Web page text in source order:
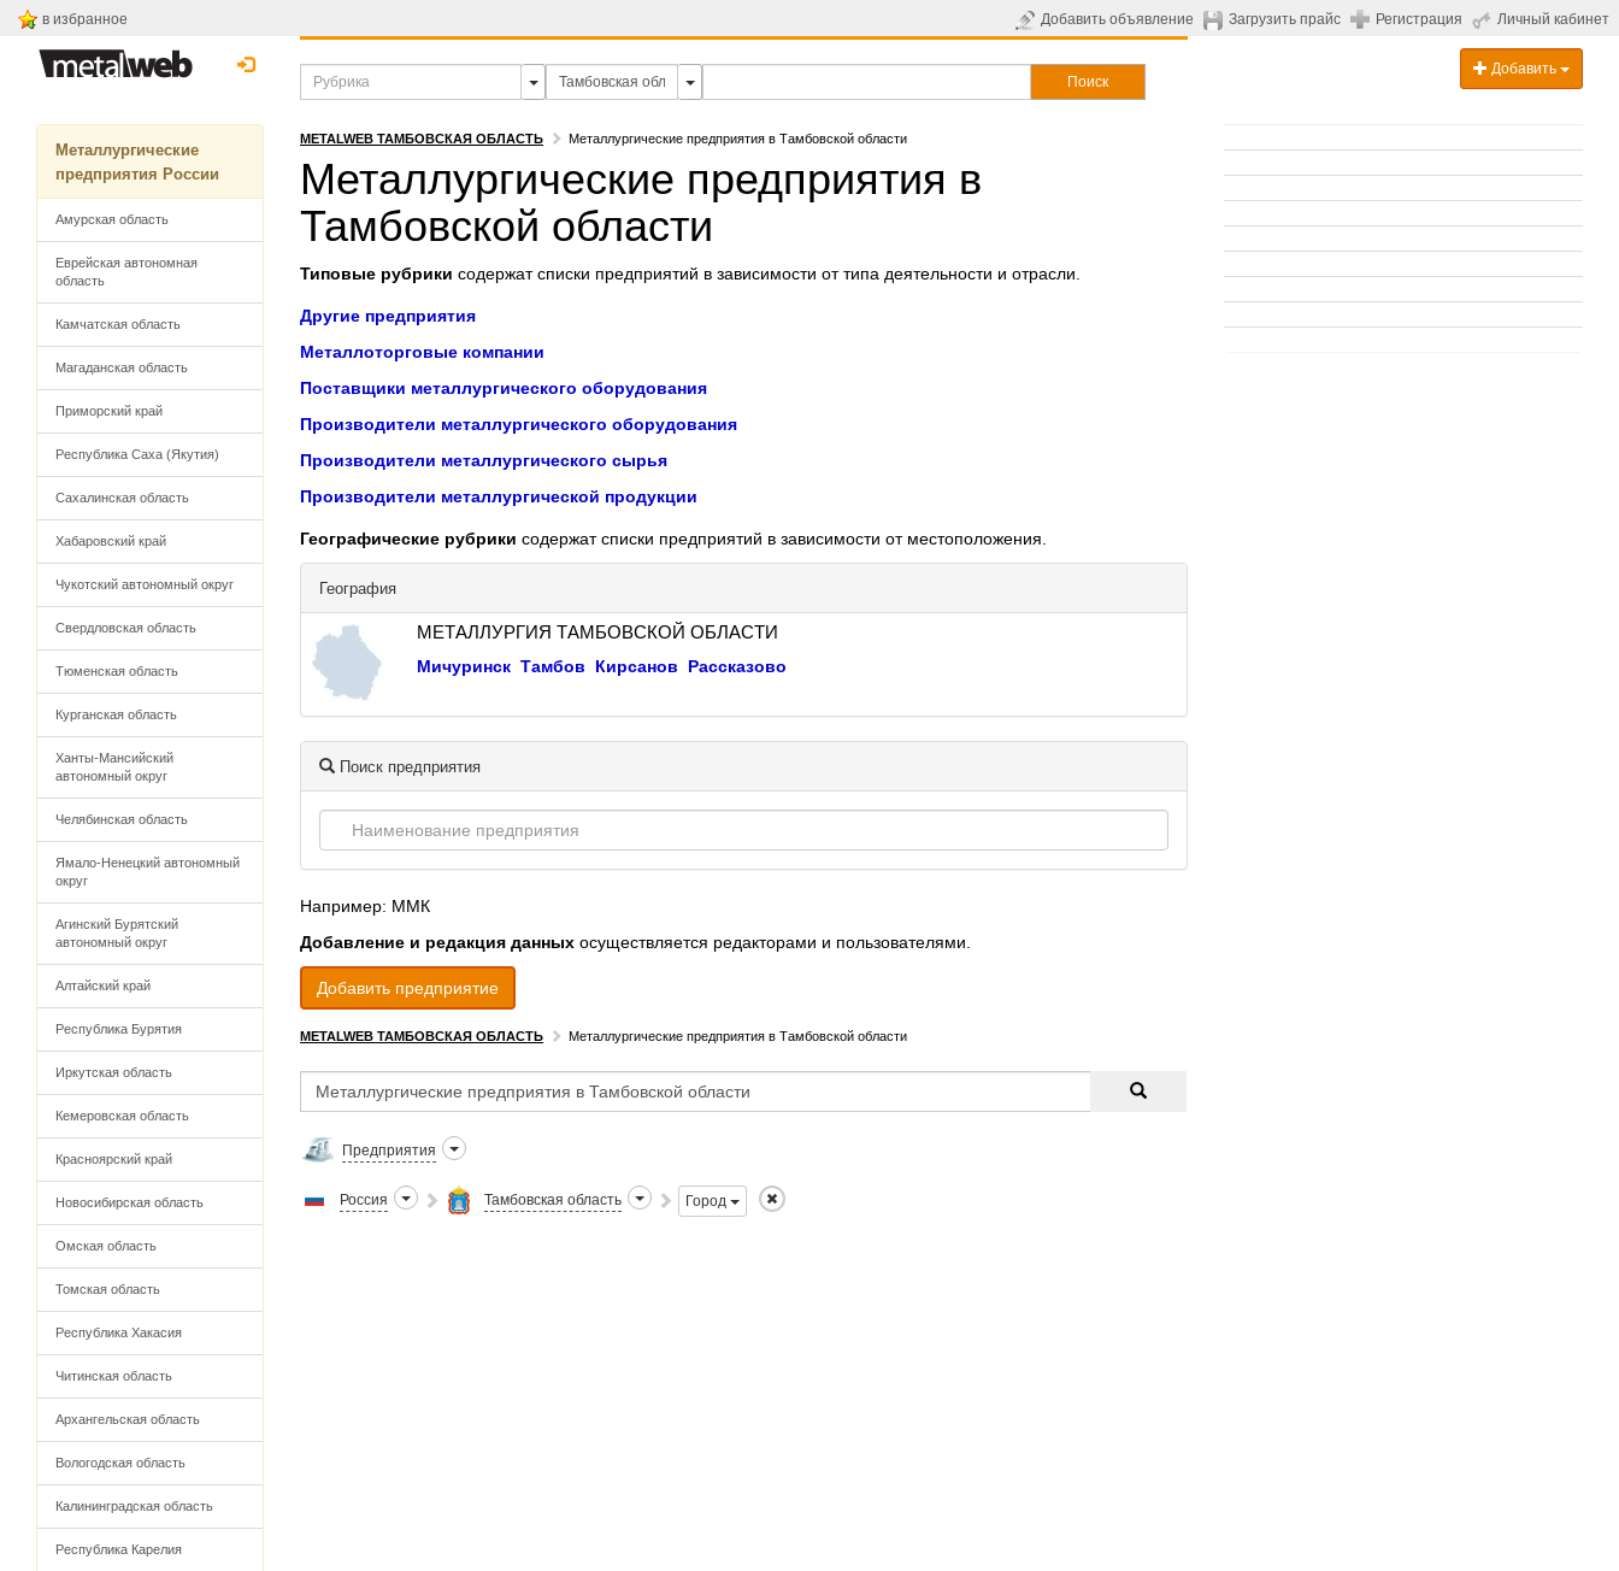
в избранное Добавить объявление Загрузить прайс Регистрация Личный кабинет
Поиск
Добавить
Металлургические
предприятия России
Амурская область
Еврейская автономная
область
Камчатская область
Магаданская область
Приморский край
Республика Саха (Якутия)
Сахалинская область
Хабаровский край
Чукотский автономный округ
Свердловская область
Тюменская область
Курганская область
Ханты-Мансийский
автономный округ
Челябинская область
Ямало-Ненецкий автономный
округ
Агинский Бурятский
автономный округ
Алтайский край
Республика Бурятия
Иркутская область
Кемеровская область
Красноярский край
Новосибирская область
Омская область
Томская область
Республика Хакасия
Читинская область
Архангельская область
Вологодская область
Калининградская область
Республика Карелия
METALWEB ТАМБОВСКАЯ ОБЛАСТЬ Металлургические предприятия в Тамбовской области
Металлургические предприятия в
Тамбовской области
Типовые рубрики содержат списки предприятий в зависимости от типа деятельности и отрасли.
Другие предприятия
Металлоторговые компании
Поставщики металлургического оборудования
Производители металлургического оборудования
Производители металлургического сырья
Производители металлургической продукции
Географические рубрики содержат списки предприятий в зависимости от местоположения.
География
МЕТАЛЛУРГИЯ ТАМБОВСКОЙ ОБЛАСТИ
Мичуринск Тамбов Кирсанов Рассказово
Поиск предприятия
Например: ММК
Добавление и редакция данных осуществляется редакторами и пользователями.
Добавить предприятие
METALWEB ТАМБОВСКАЯ ОБЛАСТЬ Металлургические предприятия в Тамбовской области
Предприятия
Россия Тамбовская область Город